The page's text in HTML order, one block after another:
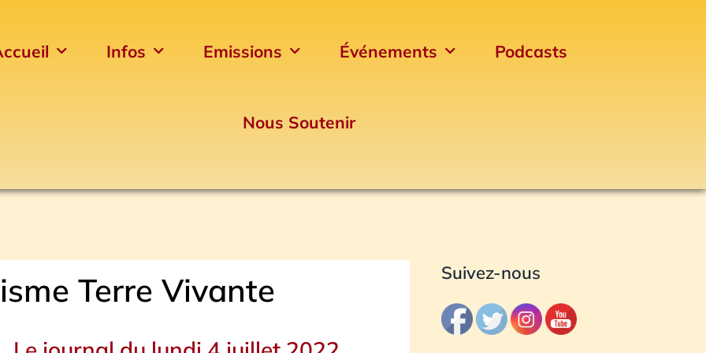
Infos Emissions Événements Podcasts
Nous Soutenir
Terre Vivante Suivez-nous
Archives